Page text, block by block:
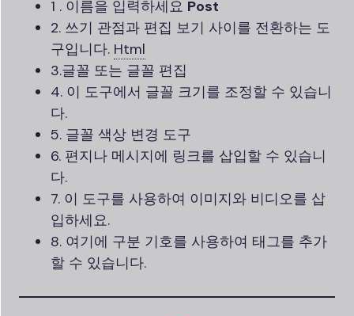
1 . 이름을 입력하세요 Post
2. 쓰기 관점과 편집 보기 사이를 전환하는 도
구입니다. Html
3.글꼴 또는 글꼴 편집
4. 이 도구에서 글꼴 크기를 조정할 수 있습니
다.
5. 글꼴 색상 변경 도구
6. 편지나 메시지에 링크를 삽입할 수 있습니
다.
7. 이 도구를 사용하여 이미지와 비디오를 삽
입하세요.
8. 여기에 구분 기호를 사용하여 태그를 추가
할 수 있습니다.